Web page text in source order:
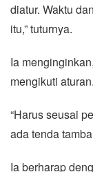
diatur. Waktu
itu,” tuturnya.
Ia
mengikuti aturan.
“Harus seusai
ada tenda
Ia berharap